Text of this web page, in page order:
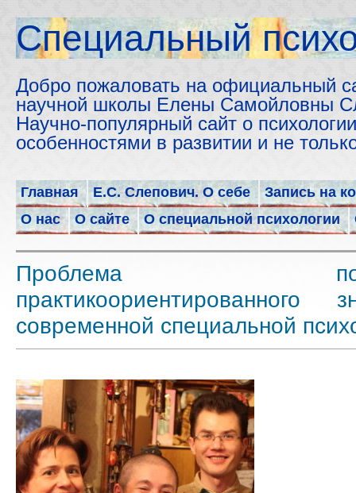
Cпециальный
Добро пожаловать на официальный
научной школы Елены Самойловны
Научно-популярный сайт о
особенностями в развитии и не
Главная Е.С. Слепович. О себе
Запись на
О нас
О сайте О специальной психологии
Проблема
практикоориентированного
современной специальной